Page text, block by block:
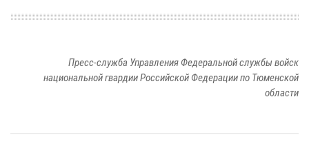
Пресс-служба Управления Федеральной службы войск
национальной гвардии Российской Федерации по Тюменской
области